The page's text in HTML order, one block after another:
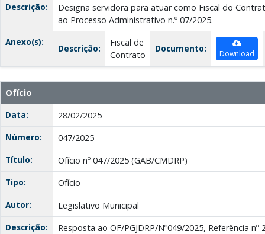
Descrição:
Designa servidora para atuar como Fiscal do
ao Processo Administrativo n.º 07/2025.
Anexo(s):
Descrição:
Fiscal de
Contrato
Documento: Download
Ofício
Data:
28/02/2025
Número:
047/2025
Título:
Ofício nº 047/2025 (GAB/CMDRP)
Tipo:
Ofício
Autor:
Legislativo Municipal
Descrição:
Resposta ao OF/PGJDRP/Nº049/2025, Referência nº